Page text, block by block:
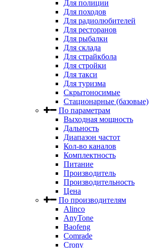
Для полиции
Для походов
Для радиолюбителей
Для ресторанов
Для рыбалки
Для склада
Для страйкбола
Для стройки
Для такси
Для туризма
Скрытоносимые
Стационарные (базовые)
По параметрам
Выходная мощность
Дальность
Диапазон частот
Кол-во каналов
Комплектность
Питание
Производитель
Производительность
Цена
По производителям
Alinco
AnyTone
Baofeng
Comrade
Crony